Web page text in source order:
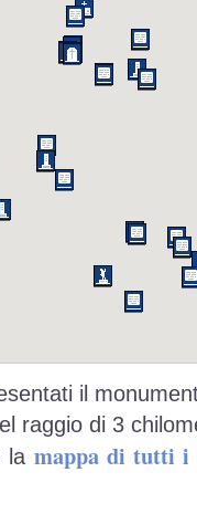
il
raggio di 3
la mappa di tutti i